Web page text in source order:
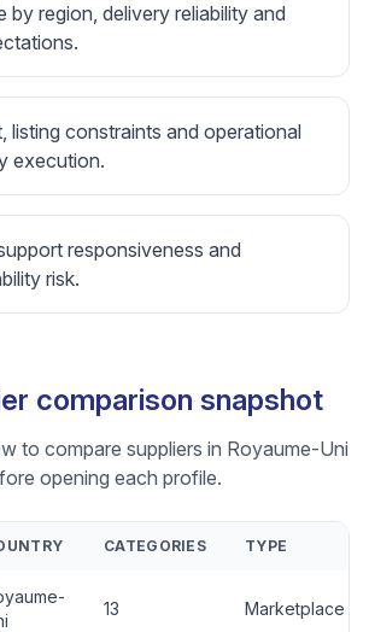
by region, delivery reliability and
listing constraints and operational
execution.
responsiveness and
risk.
comparison snapshot
to compare suppliers in Royaume-Uni
opening each profile.
CATEGORIES TYPE
13 Marketplace